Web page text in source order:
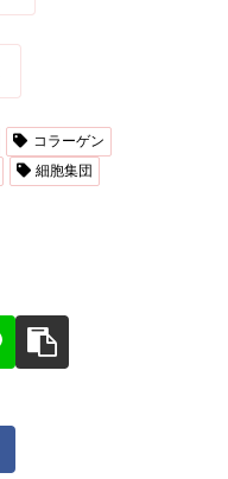
コラーゲン
細胞集団